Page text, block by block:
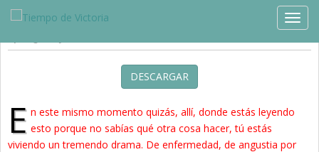
Estudios »
DESCARGAR
E n este mismo momento quizás, allí, donde estás leyendo
esto porque no sabías qué otra cosa hacer, tú estás
viviendo un tremendo drama. De enfermedad, de angustia por